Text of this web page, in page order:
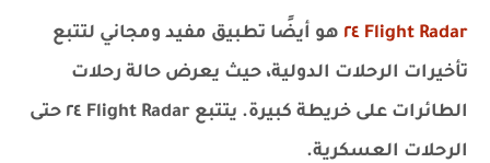
Flight Radar ٢٤
هو أيضًا تطبيق مفيد ومجاني لتتبع
تأخيرات الرحلات الدولية، حيث يعرض حالة رحلات
الطائرات على خريطة كبيرة. يتتبع Flight Radar ٢٤ حتى
الرحلات العسكرية.